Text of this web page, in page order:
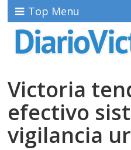
Top Menu
Victoria
efectivo
vigilancia